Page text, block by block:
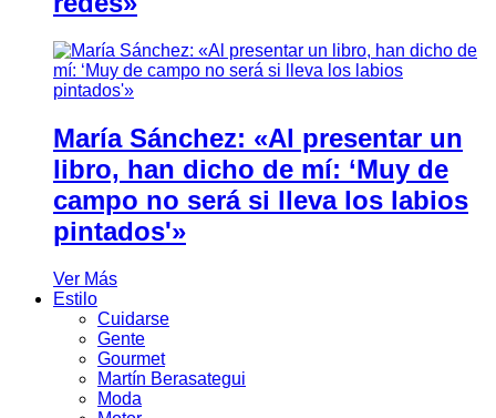
María Sánchez: «Al presentar un
libro, han dicho de mí: ‘Muy de
campo no será si lleva los labios
pintados'»
Ver Más
Estilo
Cuidarse
Gente
Gourmet
Martín Berasategui
Moda